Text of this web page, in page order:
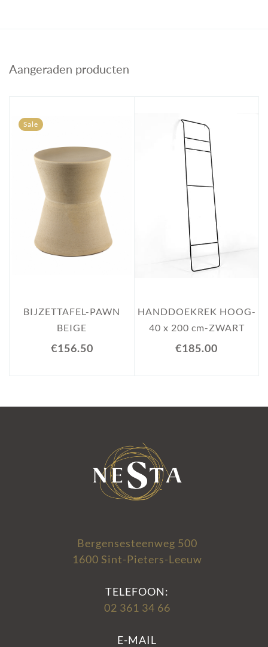
Aangeraden producten
Sale
BIJZETTAFEL-PAWN
BEIGE
€156.50
HANDDOEKREK HOOG-
40 x 200 cm-ZWART
€185.00
Bergensesteenweg 500
1600 Sint-Pieters-Leeuw
TELEFOON:
02 361 34 66
E-MAIL